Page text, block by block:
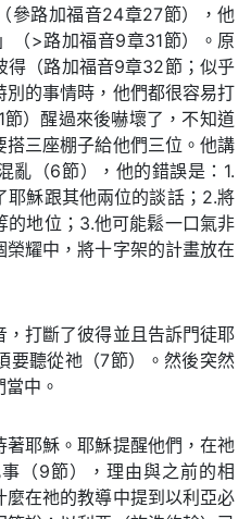
參路加福音24章27節），他
（>路加福音9章31節）。原
得（路加福音9章32節；似乎
的事情時，他們都很容易打
）醒過來後嚇壞了，不知道
三座棚子給他們三位。他講
亂（6節），他的錯誤是：1.
耶穌跟其他兩位的談話；2.將
的地位；3.他可能鬆一口氣非
耀中，將十字架的計畫放在
打斷了彼得並且告訴門徒耶
要聽從祂（7節）。然後突然
中。
耶穌。耶穌提醒他們，在祂
（9節），理由與之前的相
在祂的教導中提到以利亞必